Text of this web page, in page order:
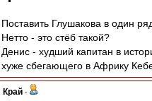
Поставить Глушакова в один
Нетто - это стёб такой?
Денис - худший капитан в
хуже сбегающего в Африку
Край -